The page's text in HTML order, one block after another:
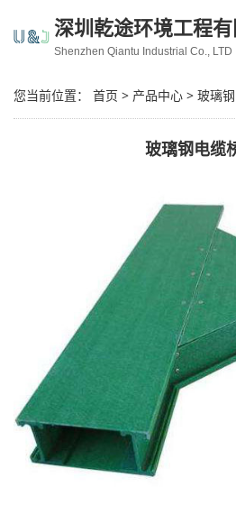
深圳乾途环境工程有
Shenzhen Qiantu Industrial Co., LTD
您当前位置： 首页 > 产品中心 > 玻璃
玻璃钢电缆